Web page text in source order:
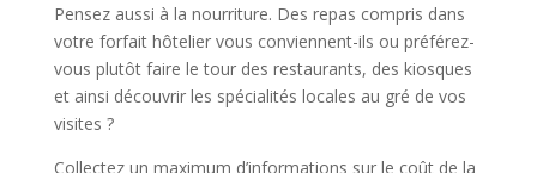
Pensez aussi à la nourriture. Des repas compris dans
votre forfait hôtelier vous conviennent-ils ou préférez-
vous plutôt faire le tour des restaurants, des kiosques
et ainsi découvrir les spécialités locales au gré de vos
visites ?
Collectez un maximum d’informations sur le coût de la